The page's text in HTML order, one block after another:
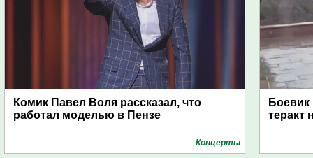
Комик Павел Воля рассказал, что
работал моделью в Пензе
Концерты
теракт